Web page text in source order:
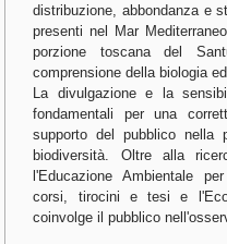
distribuzione, abbondanza e
presenti nel Mar
porzione toscana del
comprensione della biologia
La divulgazione e la
fondamentali per una
supporto del pubblico nella
biodiversità. Oltre alla
l'Educazione Ambientale
corsi, tirocini e tesi e
coinvolge il pubblico